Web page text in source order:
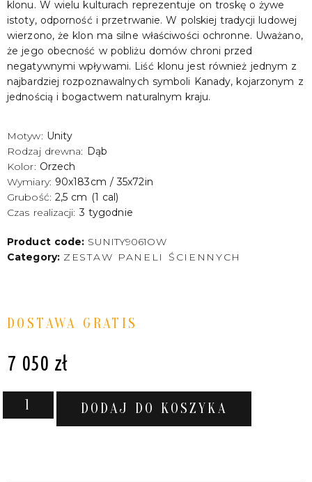
klonu. W wielu kulturach reprezentuje on troskę o żywe
istoty, odporność i przetrwanie. W polskiej tradycji ludowej
wierzono, że klon ma silne właściwości ochronne. Uważano,
że jego obecność w pobliżu domów chroni przed
negatywnymi wpływami. Liść klonu jest również jednym z
najbardziej rozpoznawalnych symboli Kanady, kojarzonym z
jednością i bogactwem naturalnym kraju.
Motyw: Unity
Rodzaj drewna: Dąb
Kolor: Orzech
Wymiary: 90x183cm / 35x72in
Grubość: 2,5 cm (1 cal)
Czas realizacji:3 tygodnie
Product code: SUNITY9061OW
Category: ZESTAW PANELI ŚCIENNYCH
DOSTAWA GRATIS
7 050 zł
DODAJ DO KOSZYKA